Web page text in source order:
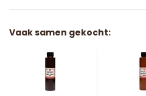
Vaak samen gekocht: